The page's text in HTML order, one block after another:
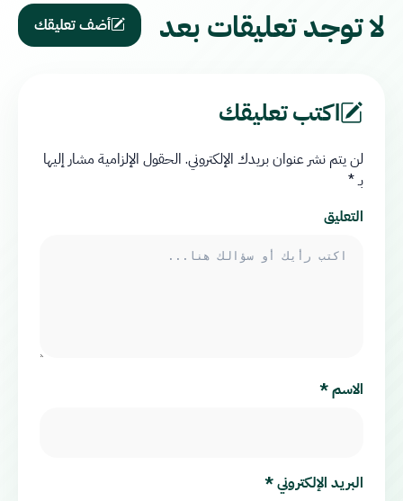
لا توجد تعليقات بعد أضف تعليقك
اكتب تعليقك
لن يتم نشر عنوان بريدك الإلكتروني. الحقول الإلزامية مشار إليها
بـ*
التعليق
الاسم*
البريد الإلكتروني*